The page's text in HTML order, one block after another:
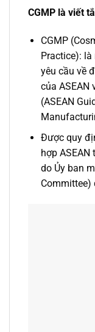
CGMP là viết
CGMP
Practice):
yêu cầu về
của ASEAN
(ASEAN
Được quy
hợp ASEAN
do Ủy ban
Committee)